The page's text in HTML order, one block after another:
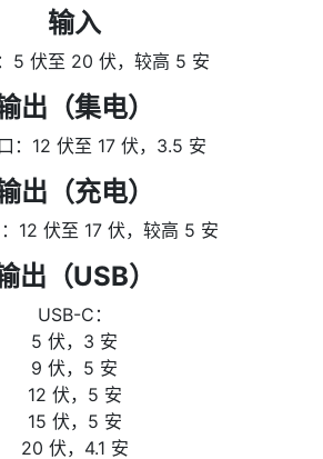
输入
5 伏至 20 伏，较高 5 安
出（集电）
：12 伏至 17 伏，3.5 安
出（充电）
12 伏至 17 伏，较高 5 安
出（USB）
USB-C：
5 伏，3 安
9 伏，5 安
12 伏，5 安
15 伏，5 安
20 伏，4.1 安